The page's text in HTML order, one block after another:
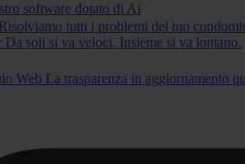
software dotato di Ai
Risolviamo tutti i problemi del tuo
Da soli si va veloci. Insieme si va lontano.
Web La trasparenza in aggiornamento